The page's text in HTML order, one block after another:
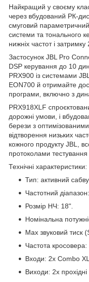
Найкращий у своєму
через вбудований РК-
смуговий
системи та тонального
нижніх частот і
Застосунок JBL Pro
DSP керування до 10
PRX900 із системами
EON700 й отримайте
програми, включно з
PRX918XLF
дорожні умови, і
берези з
відтворення низьких
кожного продукту JBL,
протоколами тестування
Технічні характеристики:
Тип: активний
Частотний
Розмір НЧ: 18".
Номінальна
Max звуковий тиск
Частота
Входи: 2x Combo
Виходи: 2x прохідні